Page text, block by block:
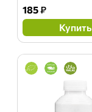
185₽
Купить